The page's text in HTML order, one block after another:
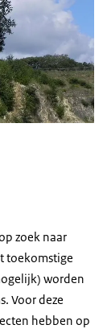
zoek naar
toekomstige
worden
Voor deze
hebben op